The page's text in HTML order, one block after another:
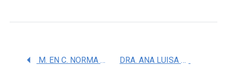
M. EN C. NORMA SERRANO GARCIA DRA. ANA LUISA SOSA ORTIZ